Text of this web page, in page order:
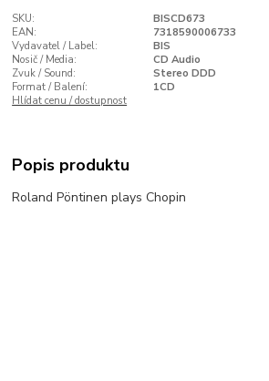
SKU:
BISCD673
EAN:
7318590006733
Vydavatel / Label:
BIS
Nosič / Media:
CD Audio
Zvuk / Sound:
Stereo DDD
Format / Balení:
1CD
Hlídat cenu / dostupnost
Popis produktu
Roland Pöntinen plays Chopin